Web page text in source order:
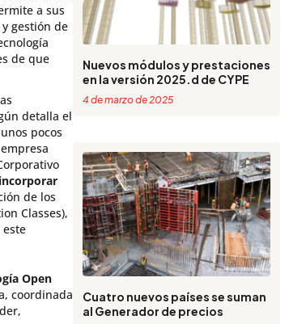
a sus
gestión de
de que
detalla el
pocos
de los
Classes),
Open
coordinada
Nuevos módulos y prestaciones
en la versión 2025.d de CYPE
4 de marzo de 2025
Cuatro nuevos países se suman
al Generador de precios